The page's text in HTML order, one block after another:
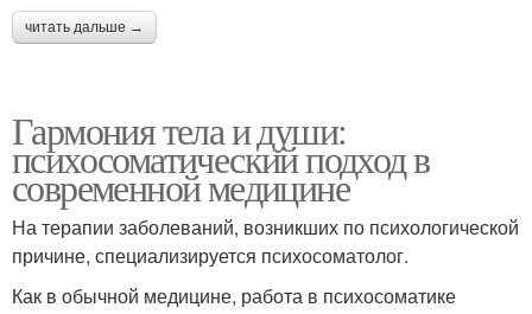
читать дальше →
Гармония тела и души:
психосоматический подход в
современной медицине
На терапии заболеваний, возникших по психологической
причине, специализируется психосоматолог.
Как в обычной медицине, работа в психосоматике